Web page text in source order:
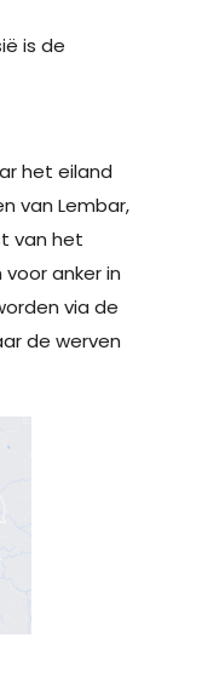
is de
het eiland
van Lembar,
van het
anker in
via de
de werven